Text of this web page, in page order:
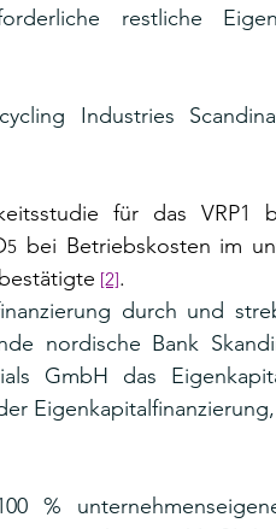
restliche
Industries
für das VRP1
5 bei Betriebskosten im
[2].
durch und
nordische Bank
GmbH das
%